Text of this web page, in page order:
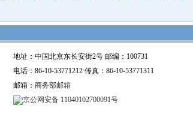
地址：中国北京东长安街2号 邮编：100731
电话：86-10-53771212 传真：86-10-53771311
邮箱： 商务部邮箱
京公网安备 11040102700091号